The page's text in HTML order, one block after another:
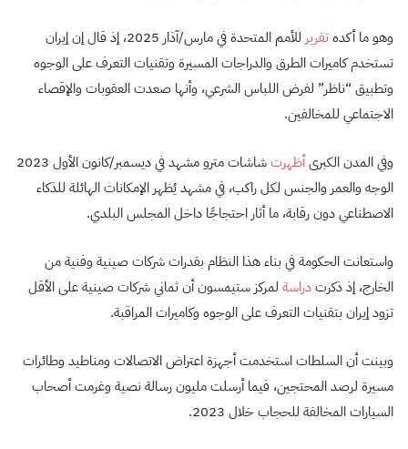
وهو ما أكدهتقرير
للأمم المتحدة في مارس/آذار 2025، إذ قال إن إيران
تستخدم كاميرات الطرق والدراجات المسيرة وتقنيات التعرف على الوجوه
وتطبيق “ناظر” لفرض اللباس الشرعي، وأنها صعدت العقوبات والإقصاء
الاجتماعي للمخالفين.
وفي المدن الكبرىأظهرت
شاشات مترو مشهد في ديسمبر/كانون الأول 2023
الوجه والعمر والجنس لكل راكب، في مشهد يُظهر الإمكانات الهائلة للذكاء
الاصطناعي دون رقابة، ما أثار احتجاجًا داخل المجلس البلدي.
واستعانت الحكومة في بناء هذا النظام بقدرات شركات صينية وفنية من
الخارج، إذ ذكرتدراسة لمركز ستيمسون أن ثماني شركات صينية على الأقل
تزود إيران بتقنيات التعرف على الوجوه وكاميرات المراقبة.
وبينت أن السلطات استخدمت أجهزة اعتراض الاتصالات ومناطيد وطائرات
مسيرة لرصد المحتجين، فيما أرسلت مليون رسالة نصية وغرمت أصحاب
السيارات المخالفة للحجاب خلال 2023.